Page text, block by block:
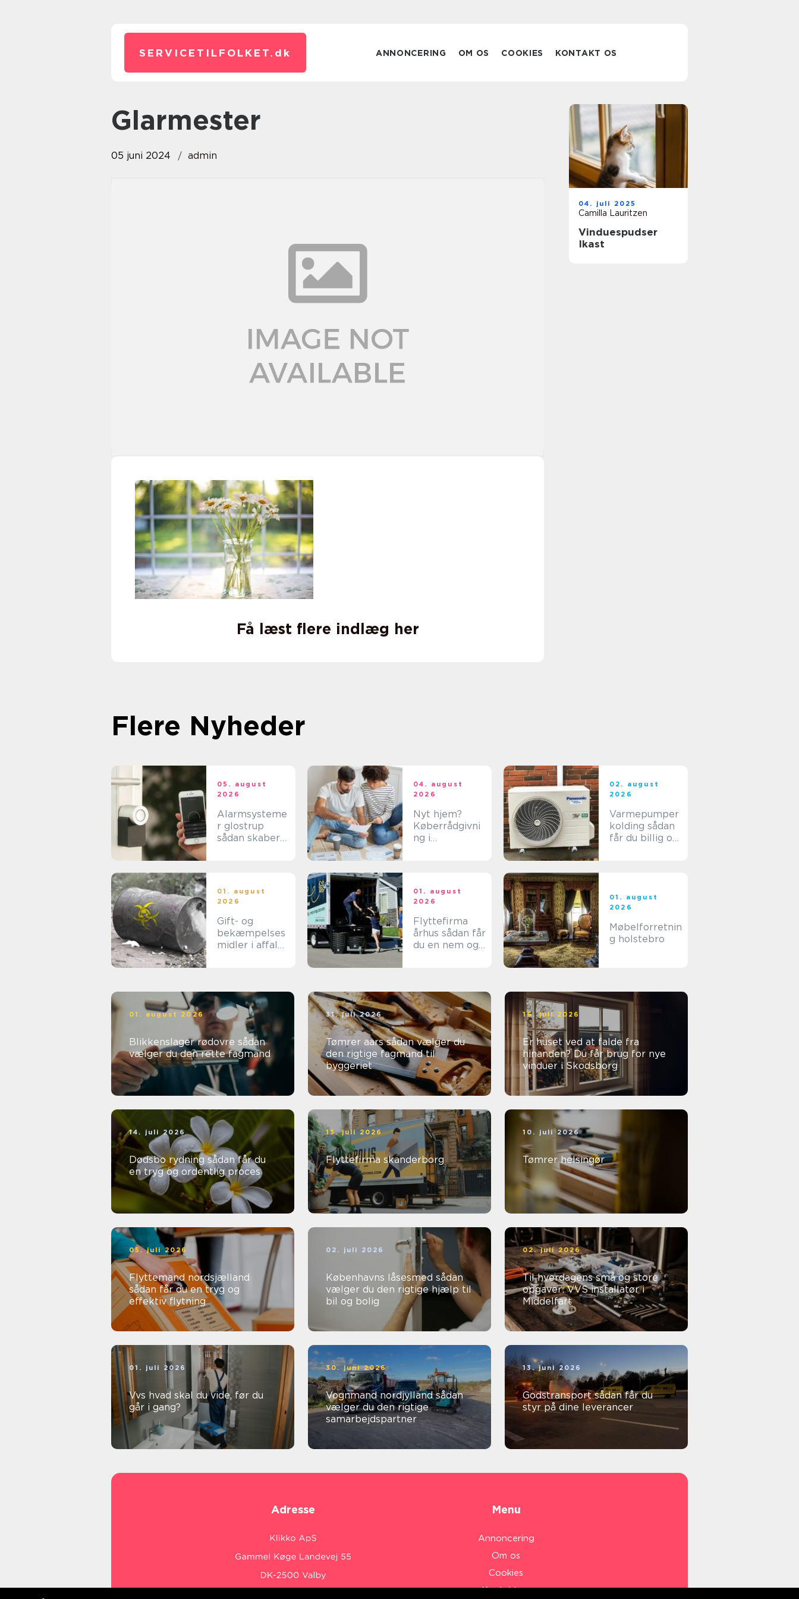
SERVICETILFOLKET. dk ANNONCERING OM OS COOKIES KONTAKT OS
glarmester
05 juni 2024 admin
Få læst flere indlæg her
04. juli 2025
Camilla Lauritzen
Vinduespudser
Ikast
Flere Nyheder
05. august
2026
Alarmsysteme
r glostrup
sådan skaber
04. august
2026
Nyt hjem?
Køberrådgivni
ng i
02. august
2026
Varmepumper
kolding sådan
får du billig og
01. august
2026
Gift- og
bekæmpelses
midler i affald:
01. august
2026
Flyttefirma
århus sådan får
du en nem og
01. august
2026
Møbelforretnin
g holstebro
01. august 2026
Blikkenslager rødovre sådan
vælger du den rette fagmand
31. juli 2026
Tømrer aars sådan vælger du
den rigtige fagmand til
byggeriet
16. juli 2026
Er huset ved at falde fra
hinanden? Du får brug for nye
vinduer i Skodsborg
14. juli 2026
Dødsbo rydning sådan får du
en tryg og ordentlig proces
13. juli 2026
Flyttefirma skanderborg
10. juli 2026
Tømrer helsingør
05. juli 2026
Flyttemand nordsjælland
sådan får du en tryg og
effektiv flytning
02. juli 2026
Københavns låsesmed sådan
vælger du den rigtige hjælp til
bil og bolig
02. juli 2026
Til hverdagens små og store
opgaver: VVS installatør i
Middelfart
01. juli 2026
Vvs hvad skal du vide, før du
går i gang?
30. juni 2026
Vognmand nordjylland sådan
vælger du den rigtige
samarbejdspartner
13. juni 2026
Godstransport sådan får du
styr på dine leverancer
Adresse Menu
Annoncering
Om os
Cookies
Kontakt os